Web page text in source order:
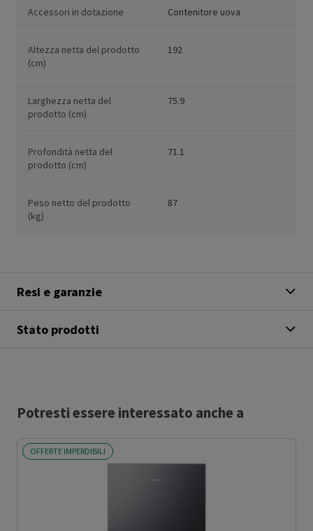
Accessori in dotazione Contenitore uova
Altezza netta del prodotto
(cm)
192
Larghezza netta del
prodotto (cm)
75.9
Profondità netta del
prodotto (cm)
71.1
Peso netto del prodotto
(kg)
87
Resi e garanzie
Stato prodotti
Potresti essere interessato anche a
OFFERTE IMPERDIBILI